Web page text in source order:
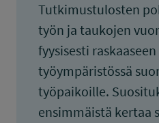
Tutkimustulosten
työn ja taukojen
fyysisesti
työympäristössä
työpaikoille.
ensimmäistä kertaa